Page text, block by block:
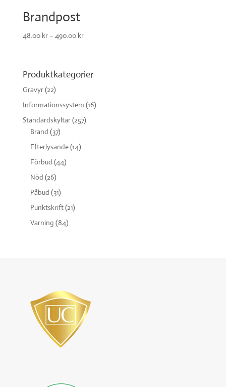
Brandpost
48.00 kr– 490.00 kr
Produktkategorier
Gravyr(22)
Informationssystem (16)
Standardskyltar(257)
Brand (37)
Efterlysande(14)
Förbud (44)
Nöd (26)
Påbud (31)
Punktskrift(21)
Varning (84)